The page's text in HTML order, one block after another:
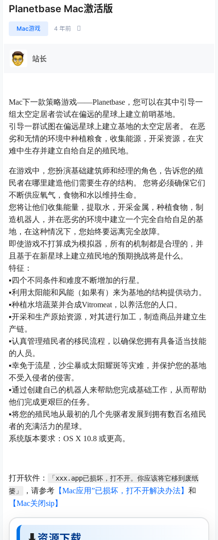
Planetbase Mac激活版
Mac游戏 4 年前
站长
Mac下一款策略游戏——Planetbase，您可以在其中引导一
组太空定居者尝试在偏远的星球上建立前哨基地。
引导一群试图在偏远星球上建立基地的太空定居者。 在恶
劣和无情的环境中种植粮食，收集能源，开采资源，在灾
难中生存并建立自给自足的殖民地。
在游戏中，您扮演基础建筑师和经理的角色，告诉您的殖
民者在哪里建造他们需要生存的结构。 您将必须确保它们
不断供应氧气，食物和水以维持生命。
您将让他们收集能量，提取水，开采金属，种植食物，制
造机器人，并在恶劣的环境中建立一个完全自给自足的基
地，在这种情况下，您始终要远离完全故障。
即使游戏不打算成为模拟器，所有的机制都是合理的，并
且基于在新星球上建立殖民地的预期挑战将是什么。
特征：
▪四个不同条件和难度不断增加的行星。
▪利用太阳能和风能（如果有）来为基地的结构提供动力。
▪种植水培蔬菜并合成Vitromeat，以养活您的人口。
▪开采和生产原始资源，对其进行加工，制造商品并建立生
产链。
▪认真管理殖民者的移民流程，以确保您拥有具备适当技能
的人员。
▪幸免于流星，沙尘暴或太阳耀斑等灾难，并保护您的基地
不受入侵者的侵害。
▪通过创建自己的机器人来帮助您完成基础工作，从而帮助
他们完成更艰巨的任务。
▪将您的殖民地从最初的几个先驱者发展到拥有数百名殖民
者的充满活力的星球。
系统版本要求：OS X 10.8 或更高。
打开软件：
「xxx.app已损坏，打不开。你应该将它移到废纸
篓」
，请参考 【Mac应用”已损坏，打不开解决办法】 和
【Mac关闭sip】